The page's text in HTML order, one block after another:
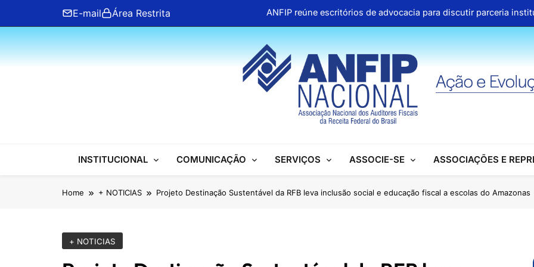
content
E-mail Área Restrita ANFIP reúne escritórios de advocacia para discutir parceria
Honras a um gigante na construção da Seguridade
Pública organiza mobilização no Congresso e
Aproveite os descontos
ANFIP reúne escritórios de advocacia para discutir parceria
Pública organiza mobilização no Congresso e
Aproveite os
ANFIP Nacional
INSTITUCIONAL COMUNICAÇÃO SERVIÇOS ASSOCIE-SE ASSOCIAÇÕES E
Home + NOTICIAS Projeto Destinação Sustentável da RFB leva inclusão social e educação fiscal a escolas do Amazonas
+ NOTICIAS